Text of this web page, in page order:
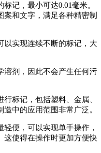
记，最小可达0.01毫米。
和文字，满足各种精密制
实现连续不断的标记，大
剂，因此不会产生任何污
标记，包括塑料、金属、
中的应用范围非常广泛。
便，可以实现单手操作，
这使得在操作时更加方便快